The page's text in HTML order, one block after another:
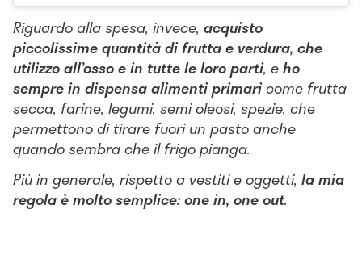
Riguardo alla spesa, invece, acquisto
piccolissime quantità di frutta e verdura, che
utilizzo all’osso e in tutte le loro parti, eho
sempre in dispensa alimenti primaricome frutta
secca, farine, legumi, semi oleosi, spezie, che
permettono di tirare fuori un pasto anche
quando sembra che il frigo pianga.
Più in generale, rispetto a vestiti e oggetti, la mia
regola è molto semplice: one in, one out.